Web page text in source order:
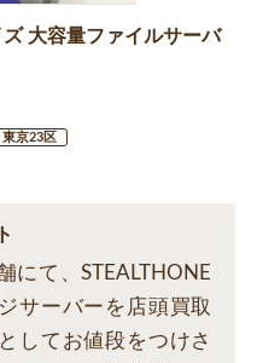
大容量ファイルサーバ
東京23区
にて、STEALTHONE
サーバーを店頭買取
してお値段をつけさ